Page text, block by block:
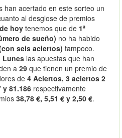
han acertado en este sorteo un
al desglose de premios
hoy tenemos que de 1ª
de sueño) no ha habido
seis aciertos) tampoco.
Lunes las apuestas que han
a 29 que tienen un premio de
de 4 Aciertos, 3 aciertos 2
y 81.186 respectivamente
38,78 €, 5,51 € y 2,50 €.